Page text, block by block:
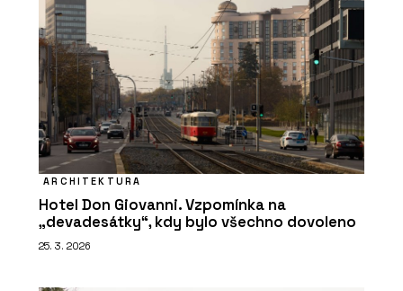
ARCHITEKTURA
Hotel Don Giovanni. Vzpomínka na
„devadesátky“, kdy bylo všechno dovoleno
25. 3. 2026